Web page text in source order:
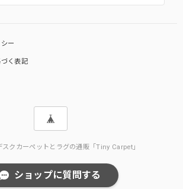
ー
く表記
クカーペットとラグの通販「Tiny Carpet」
ショップに質問する